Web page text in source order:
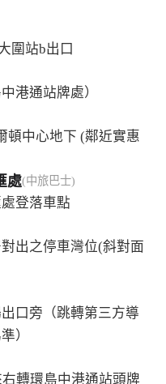
圍站b出口
港通站牌處）
頓中心地下 (鄰近實惠
處(中旅巴士)
登落車點
出之停車灣位(斜對面
口旁（跳轉第三方導
）
轉環島中港通站頭牌